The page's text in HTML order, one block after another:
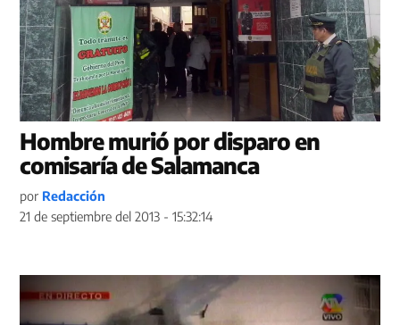
Hombre murió por disparo en
comisaría de Salamanca
por Redacción
21 de septiembre del 2013 - 15:32:14